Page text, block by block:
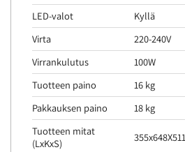
LED-valot
Kyllä
Virta
220-240V
Virrankulutus
100W
Tuotteen paino
16 kg
Pakkauksen paino
18 kg
Tuotteen mitat
(LxKxS)
355x648X511